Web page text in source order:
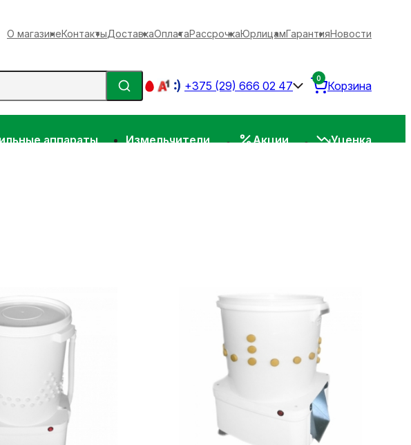
О магазинеКонтактыДоставкаОплатаРассрочкаЮрлицамГарантияНовости
+375 (29) 666 02 47 Корзина
0
аппараты Измельчители Акции Уценка